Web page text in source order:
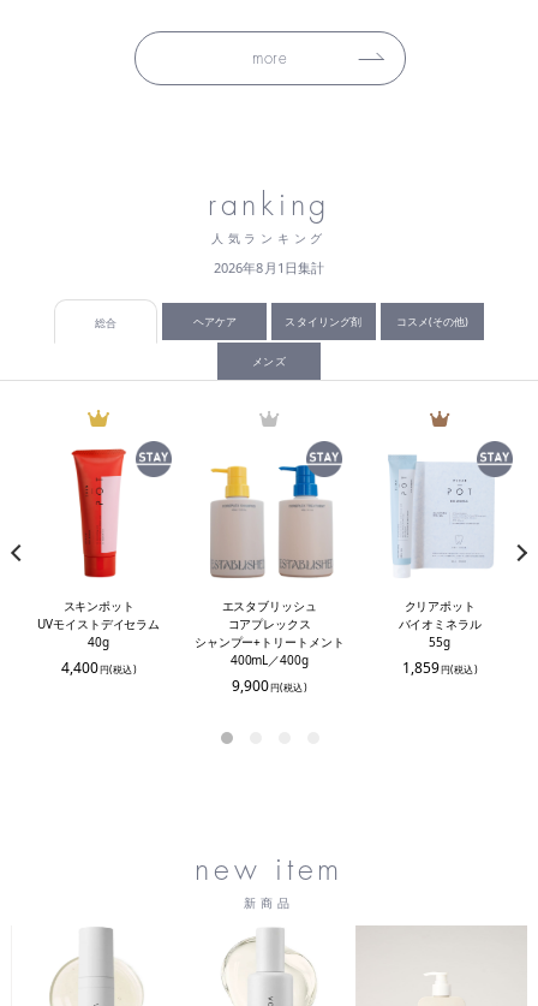
more
ranking
人気ランキング
2026年8月1日集計
総合 ヘアケア スタイリング剤 コスメ(その他)
メンズ
スキンポット
UVモイストデイセラム
40g
4,400円(税込)
エスタブリッシュ
コアプレックス
シャンプー+トリートメント
400mL／400g
9,900円(税込)
クリアポット
バイオミネラル
55g
1,859円(税込)
new item
新商品